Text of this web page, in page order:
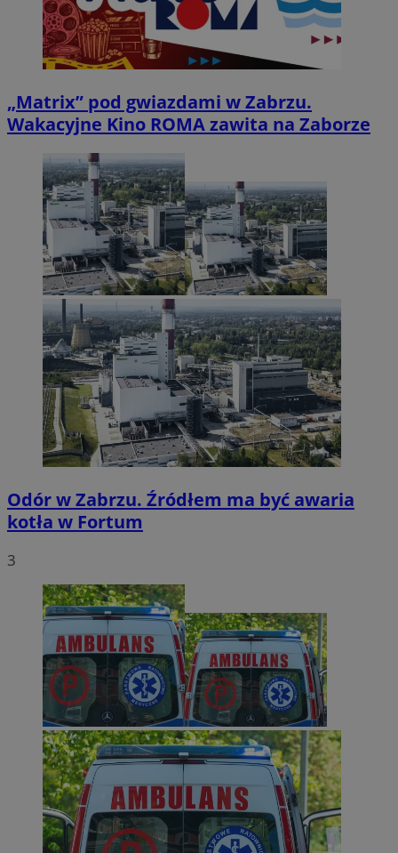
„Matrix” pod gwiazdami w Zabrzu.
Wakacyjne Kino ROMA zawita na Zaborze
Odór w Zabrzu. Źródłem ma być awaria
kotła w Fortum
3